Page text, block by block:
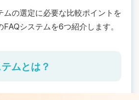
比較ポイント5つ
機能性）
ムの選定に必要な比較ポイントを
システムを6つ紹介します。
ムとは？